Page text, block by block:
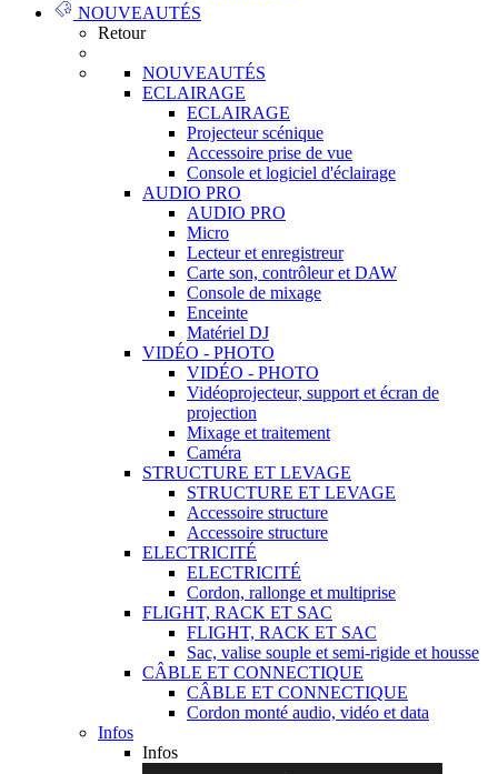
NOUVEAUTÉS
Retour
NOUVEAUTÉS
ECLAIRAGE
ECLAIRAGE
Projecteur scénique
Accessoire prise de vue
Console et logiciel d'éclairage
AUDIO PRO
AUDIO PRO
Micro
Lecteur et enregistreur
Carte son, contrôleur et DAW
Console de mixage
Enceinte
Matériel DJ
VIDÉO - PHOTO
VIDÉO - PHOTO
Vidéoprojecteur, support et écran de
projection
Mixage et traitement
Caméra
STRUCTURE ET LEVAGE
STRUCTURE ET LEVAGE
Accessoire structure
Accessoire structure
ELECTRICITÉ
ELECTRICITÉ
Cordon, rallonge et multiprise
FLIGHT, RACK ET SAC
FLIGHT, RACK ET SAC
Sac, valise souple et semi-rigide et housse
CÂBLE ET CONNECTIQUE
CÂBLE ET CONNECTIQUE
Cordon monté audio, vidéo et data
Infos
Infos